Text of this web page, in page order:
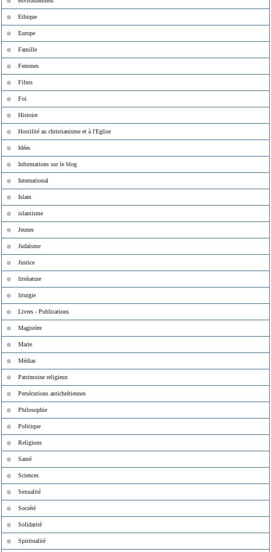
Ethique
Europe
Famille
Femmes
Films
Foi
Histoire
Hostilité au christianisme et à l'Eglise
Idées
Informations sur le blog
International
Islam
islamisme
Jeunes
Judaïsme
Justice
littérature
liturgie
Livres - Publications
Magistère
Marie
Médias
Patrimoine religieux
Persécutions antichrétiennes
Philosophie
Politique
Religions
Santé
Sciences
Sexualité
Société
Solidarité
Spiritualité